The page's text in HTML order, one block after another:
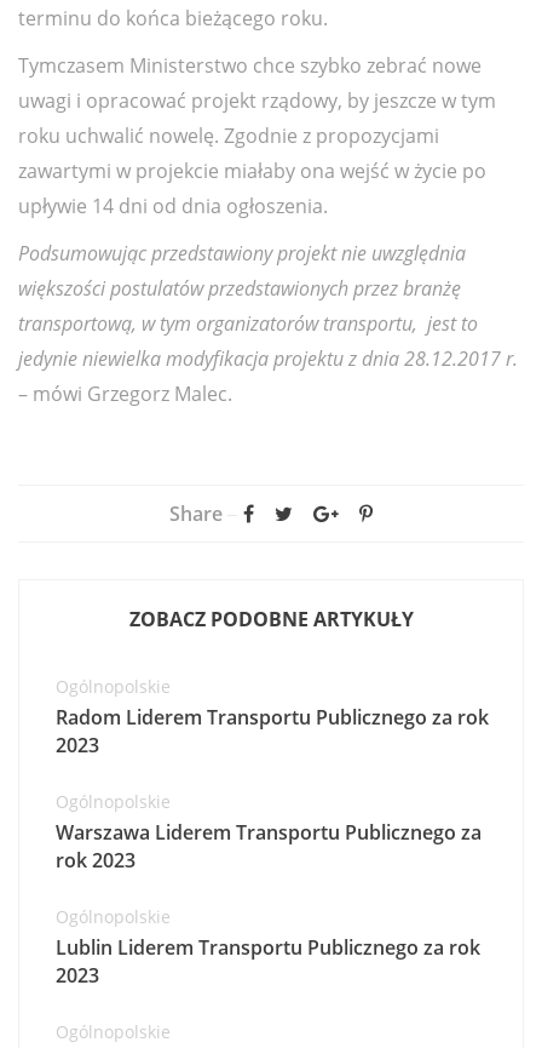
terminu do końca bieżącego roku.
Tymczasem Ministerstwo chce szybko zebrać nowe
uwagi i opracować projekt rządowy, by jeszcze w tym
roku uchwalić nowelę. Zgodnie z propozycjami
zawartymi w projekcie miałaby ona wejść w życie po
upływie 14 dni od dnia ogłoszenia.
Podsumowując przedstawiony projekt nie uwzględnia
większości postulatów przedstawionych przez branżę
transportową, w tym organizatorów transportu, jest to
jedynie niewielka modyfikacja projektu z dnia 28.12.2017 r.
– mówi Grzegorz Malec.
Share
ZOBACZ PODOBNE ARTYKUŁY
Ogólnopolskie
Radom Liderem Transportu Publicznego za rok
2023
Ogólnopolskie
Warszawa Liderem Transportu Publicznego za
rok 2023
Ogólnopolskie
Lublin Liderem Transportu Publicznego za rok
2023
Ogólnopolskie